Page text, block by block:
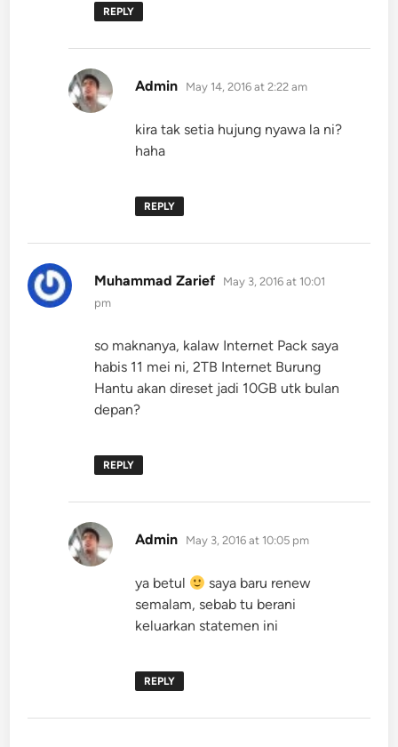
REPLY
Admin says:
May 14, 2016 at 2:22 am
kira tak setia hujung nyawa la ni?
haha
REPLY
Muhammad Zarief says:
May 3, 2016 at 10:01
pm
so maknanya, kalaw Internet Pack saya
habis 11 mei ni, 2TB Internet Burung
Hantu akan direset jadi 10GB utk bulan
depan?
REPLY
Admin says:
May 3, 2016 at 10:05 pm
ya betul
saya baru renew
semalam, sebab tu berani
keluarkan statemen ini
REPLY